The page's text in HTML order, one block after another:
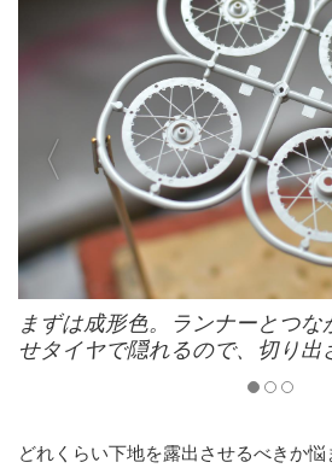
まずは成形色。ランナーとつな
せタイヤで隠れるので、切り出
どれくらい下地を露出させるべきか悩